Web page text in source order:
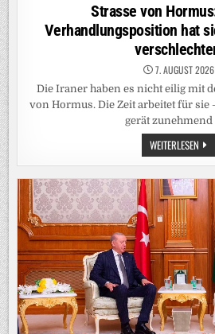
Strasse von
Verhandlungsposition hat
7. AUGUST 2026
Die Iraner haben es nicht eilig mit
von Hormus. Die Zeit arbeitet für sie
gerät
WEITERLESEN
VON
HAT